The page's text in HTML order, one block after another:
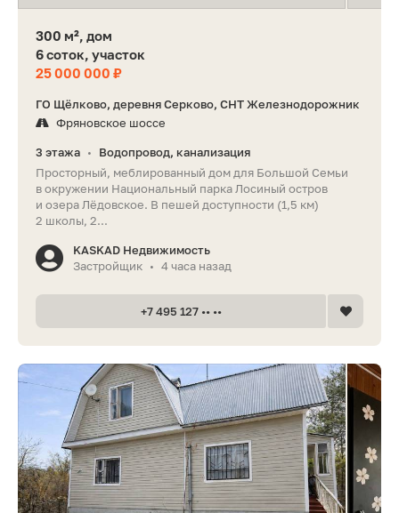
300 м², дом
6 соток, участок
25 000 000 ₽
ГО Щёлково, деревня Серково, СНТ Железнодорожник
Фряновское шоссе
3 этажа •
Водопровод, канализация
Просторный, меблированный дом для Большой Семьи
в окружении Национальный парка Лосиный остров
и озера Лёдовское. В пешей доступности (1,5 км)
2 школы, 2...
KASKAD Недвижимость
Застройщик • 4 часа назад
+7 495 127 •• ••